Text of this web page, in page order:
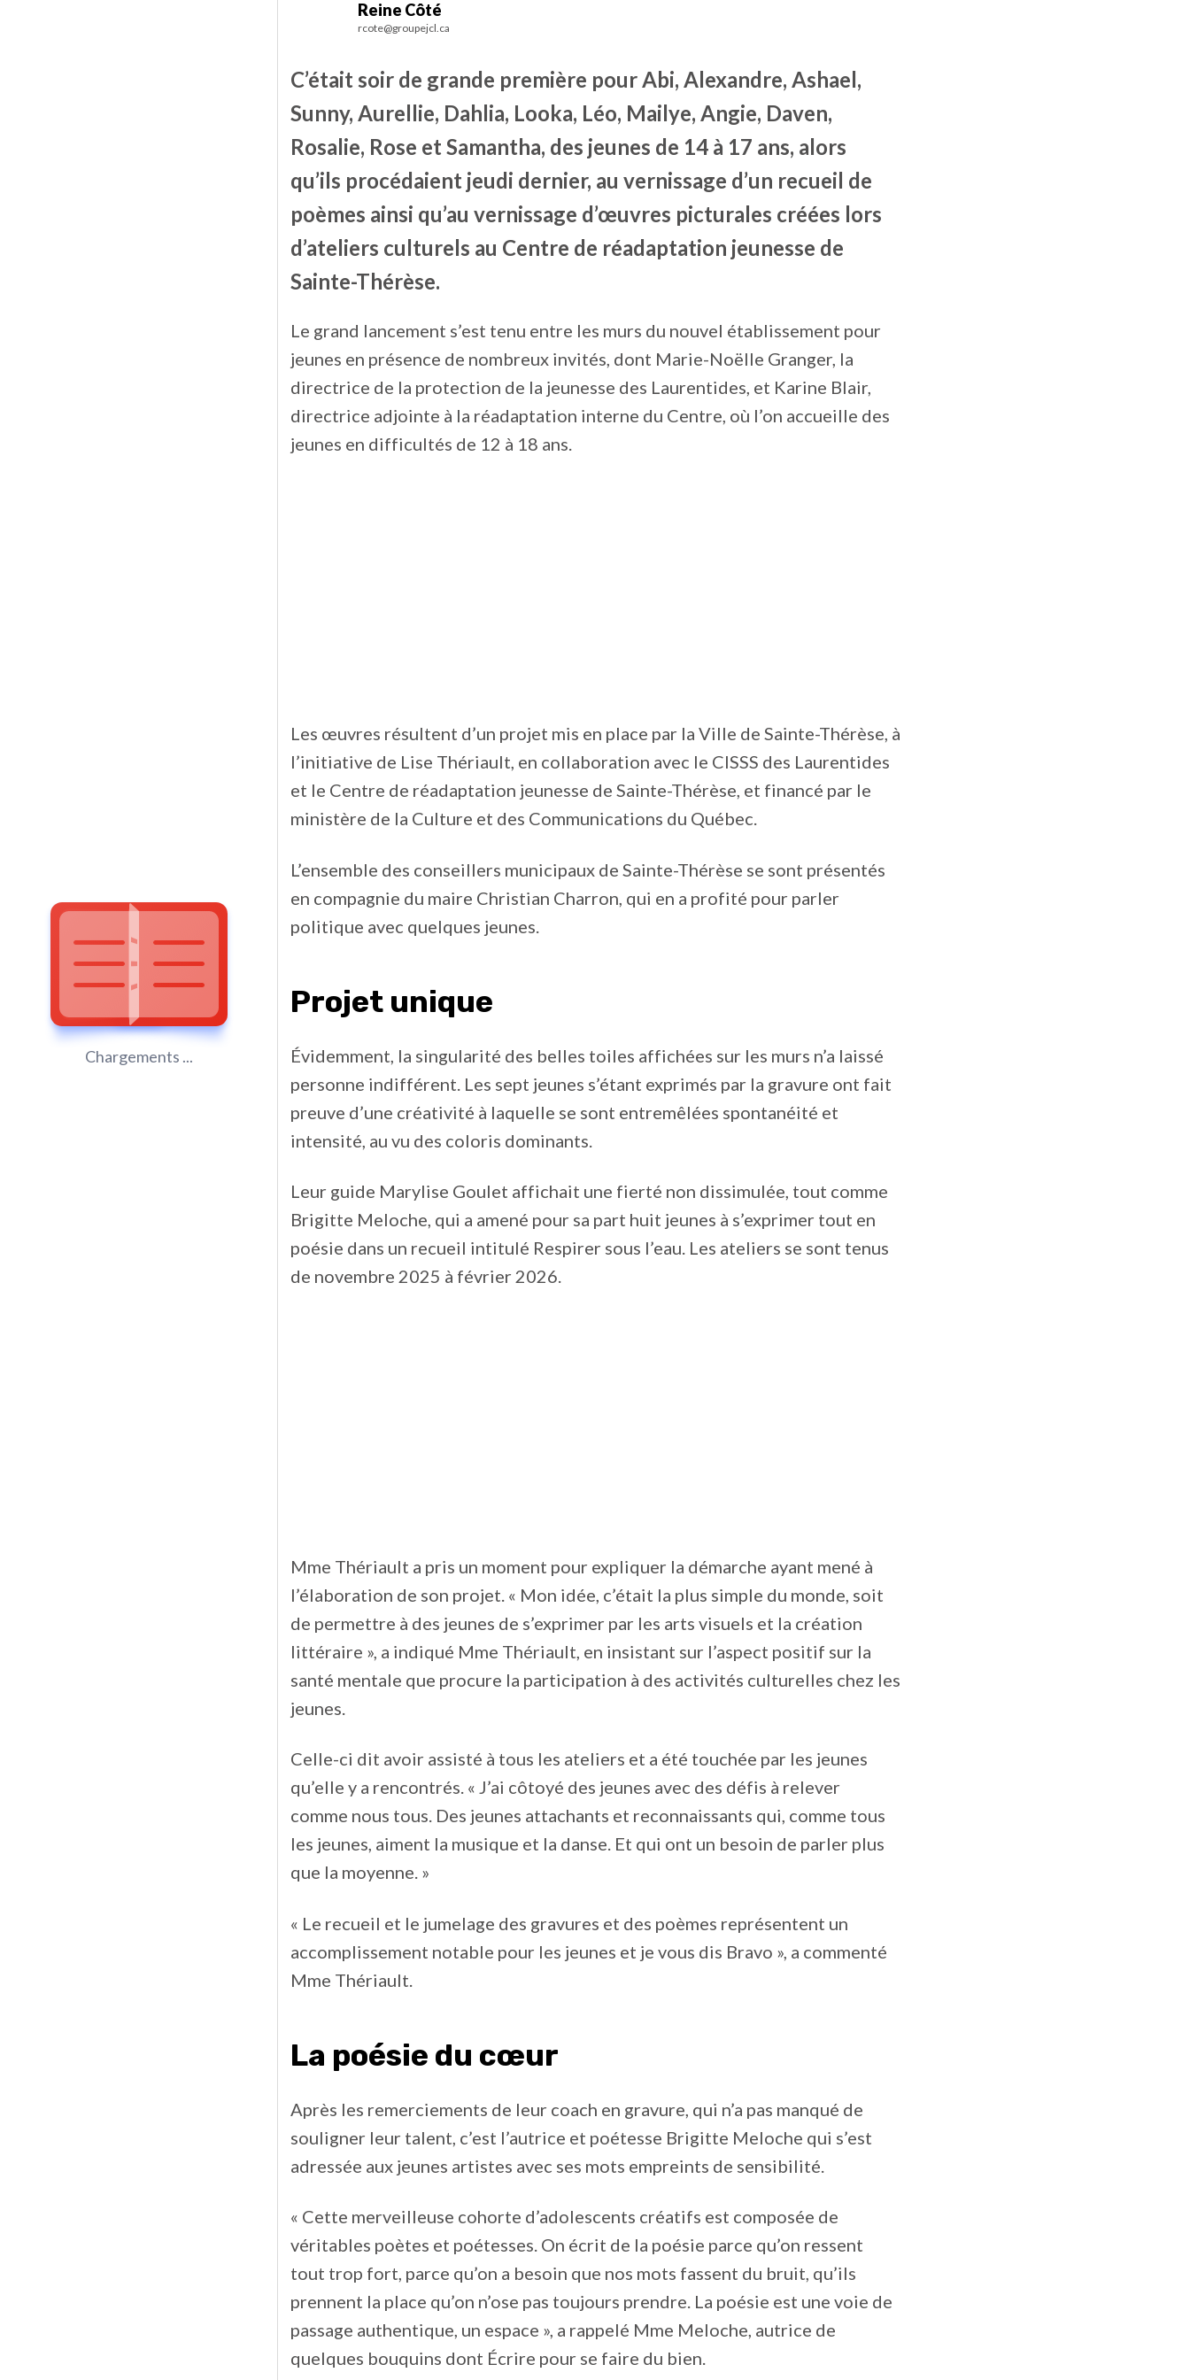
Chargements ...
Reine Côté
rcote@groupejcl.ca
C’était soir de grande première pour Abi, Alexandre, Ashael,
Sunny, Aurellie, Dahlia, Looka, Léo, Mailye, Angie, Daven,
Rosalie, Rose et Samantha, des jeunes de 14 à 17 ans, alors
qu’ils procédaient jeudi dernier, au vernissage d’un recueil de
poèmes ainsi qu’au vernissage d’œuvres picturales créées lors
d’ateliers culturels au Centre de réadaptation jeunesse de
Sainte-Thérèse.
Le grand lancement s’est tenu entre les murs du nouvel établissement pour
jeunes en présence de nombreux invités, dont Marie-Noëlle Granger, la
directrice de la protection de la jeunesse des Laurentides, et Karine Blair,
directrice adjointe à la réadaptation interne du Centre, où l’on accueille des
jeunes en difficultés de 12 à 18 ans.
Les œuvres résultent d’un projet mis en place par la Ville de Sainte-Thérèse, à
l’initiative de Lise Thériault, en collaboration avec le CISSS des Laurentides
et le Centre de réadaptation jeunesse de Sainte-Thérèse, et financé par le
ministère de la Culture et des Communications du Québec.
L’ensemble des conseillers municipaux de Sainte-Thérèse se sont présentés
en compagnie du maire Christian Charron, qui en a profité pour parler
politique avec quelques jeunes.
Projet unique
Évidemment, la singularité des belles toiles affichées sur les murs n’a laissé
personne indifférent. Les sept jeunes s’étant exprimés par la gravure ont fait
preuve d’une créativité à laquelle se sont entremêlées spontanéité et
intensité, au vu des coloris dominants.
Leur guide Marylise Goulet affichait une fierté non dissimulée, tout comme
Brigitte Meloche, qui a amené pour sa part huit jeunes à s’exprimer tout en
poésie dans un recueil intitulé Respirer sous l’eau. Les ateliers se sont tenus
de novembre 2025 à février 2026.
Mme Thériault a pris un moment pour expliquer la démarche ayant mené à
l’élaboration de son projet. « Mon idée, c’était la plus simple du monde, soit
de permettre à des jeunes de s’exprimer par les arts visuels et la création
littéraire », a indiqué Mme Thériault, en insistant sur l’aspect positif sur la
santé mentale que procure la participation à des activités culturelles chez les
jeunes.
Celle-ci dit avoir assisté à tous les ateliers et a été touchée par les jeunes
qu’elle y a rencontrés. « J’ai côtoyé des jeunes avec des défis à relever
comme nous tous. Des jeunes attachants et reconnaissants qui, comme tous
les jeunes, aiment la musique et la danse. Et qui ont un besoin de parler plus
que la moyenne. »
« Le recueil et le jumelage des gravures et des poèmes représentent un
accomplissement notable pour les jeunes et je vous dis Bravo », a commenté
Mme Thériault.
La poésie du cœur
Après les remerciements de leur coach en gravure, qui n’a pas manqué de
souligner leur talent, c’est l’autrice et poétesse Brigitte Meloche qui s’est
adressée aux jeunes artistes avec ses mots empreints de sensibilité.
« Cette merveilleuse cohorte d’adolescents créatifs est composée de
véritables poètes et poétesses. On écrit de la poésie parce qu’on ressent
tout trop fort, parce qu’on a besoin que nos mots fassent du bruit, qu’ils
prennent la place qu’on n’ose pas toujours prendre. La poésie est une voie de
passage authentique, un espace », a rappelé Mme Meloche, autrice de
quelques bouquins dont Écrire pour se faire du bien.